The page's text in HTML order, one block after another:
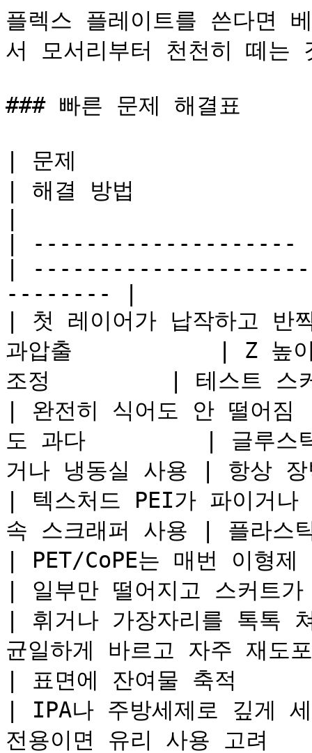
플렉스 플레이트를 쓴다면
서 모서리부터 천천히 떼는
### 빠른 문제 해결표
| 문제                   |
| 해결 방법
|
|
-------- |
| 첫 레이어가 납작하고
과압출           | Z 높이
조정         | 테스트 스
| 완전히 식어도 안 떨
도 과다         | 글루스틱
거나 냉동실 사용 | 항
| 텍스처드 PEI가 파이거
속 스크래퍼 사용 | 플라스
| PET/CoPE는 매번 이형
| 일부만 떨어지고 스커
| 휘거나 가장자리를 톡
균일하게 바르고 자주 재
| 표면에 잔여물 축적
| IPA나 주방세제로
전용이면 유리 사용 고려